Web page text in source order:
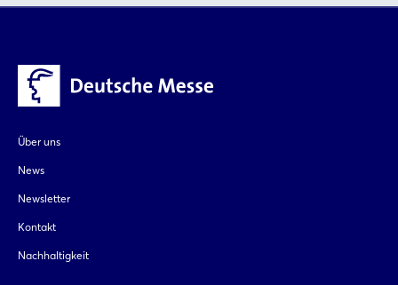
Über uns
News
Newsletter
Kontakt
Nachhaltigkeit